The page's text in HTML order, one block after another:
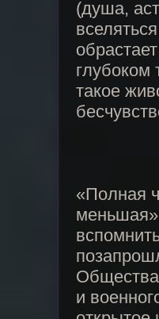
(душа,
глубоком
такое
«Полная
и